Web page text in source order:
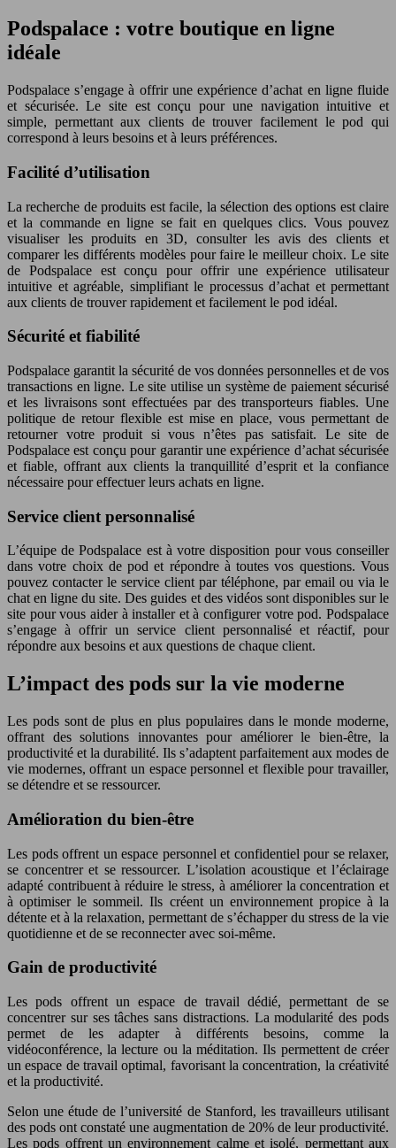
Podspalace : votre boutique en ligne
idéale
Podspalace s’engage à offrir une expérience d’achat en ligne fluide
et sécurisée. Le site est conçu pour une navigation intuitive et
simple, permettant aux clients de trouver facilement le pod qui
correspond à leurs besoins et à leurs préférences.
Facilité d’utilisation
La recherche de produits est facile, la sélection des options est claire
et la commande en ligne se fait en quelques clics. Vous pouvez
visualiser les produits en 3D, consulter les avis des clients et
comparer les différents modèles pour faire le meilleur choix. Le site
de Podspalace est conçu pour offrir une expérience utilisateur
intuitive et agréable, simplifiant le processus d’achat et permettant
aux clients de trouver rapidement et facilement le pod idéal.
Sécurité et fiabilité
Podspalace garantit la sécurité de vos données personnelles et de vos
transactions en ligne. Le site utilise un système de paiement sécurisé
et les livraisons sont effectuées par des transporteurs fiables. Une
politique de retour flexible est mise en place, vous permettant de
retourner votre produit si vous n’êtes pas satisfait. Le site de
Podspalace est conçu pour garantir une expérience d’achat sécurisée
et fiable, offrant aux clients la tranquillité d’esprit et la confiance
nécessaire pour effectuer leurs achats en ligne.
Service client personnalisé
L’équipe de Podspalace est à votre disposition pour vous conseiller
dans votre choix de pod et répondre à toutes vos questions. Vous
pouvez contacter le service client par téléphone, par email ou via le
chat en ligne du site. Des guides et des vidéos sont disponibles sur le
site pour vous aider à installer et à configurer votre pod. Podspalace
s’engage à offrir un service client personnalisé et réactif, pour
répondre aux besoins et aux questions de chaque client.
L’impact des pods sur la vie moderne
Les pods sont de plus en plus populaires dans le monde moderne,
offrant des solutions innovantes pour améliorer le bien-être, la
productivité et la durabilité. Ils s’adaptent parfaitement aux modes de
vie modernes, offrant un espace personnel et flexible pour travailler,
se détendre et se ressourcer.
Amélioration du bien-être
Les pods offrent un espace personnel et confidentiel pour se relaxer,
se concentrer et se ressourcer. L’isolation acoustique et l’éclairage
adapté contribuent à réduire le stress, à améliorer la concentration et
à optimiser le sommeil. Ils créent un environnement propice à la
détente et à la relaxation, permettant de s’échapper du stress de la vie
quotidienne et de se reconnecter avec soi-même.
Gain de productivité
Les pods offrent un espace de travail dédié, permettant de se
concentrer sur ses tâches sans distractions. La modularité des pods
permet de les adapter à différents besoins, comme la
vidéoconférence, la lecture ou la méditation. Ils permettent de créer
un espace de travail optimal, favorisant la concentration, la créativité
et la productivité.
Selon une étude de l’université de Stanford, les travailleurs utilisant
des pods ont constaté une augmentation de 20% de leur productivité.
Les pods offrent un environnement calme et isolé, permettant aux